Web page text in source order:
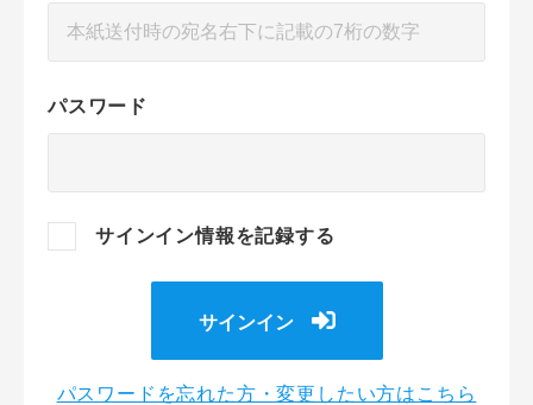
パスワード
サインイン情報を記録する
サインイン
パスワードを忘れた方・変更したい方はこちら